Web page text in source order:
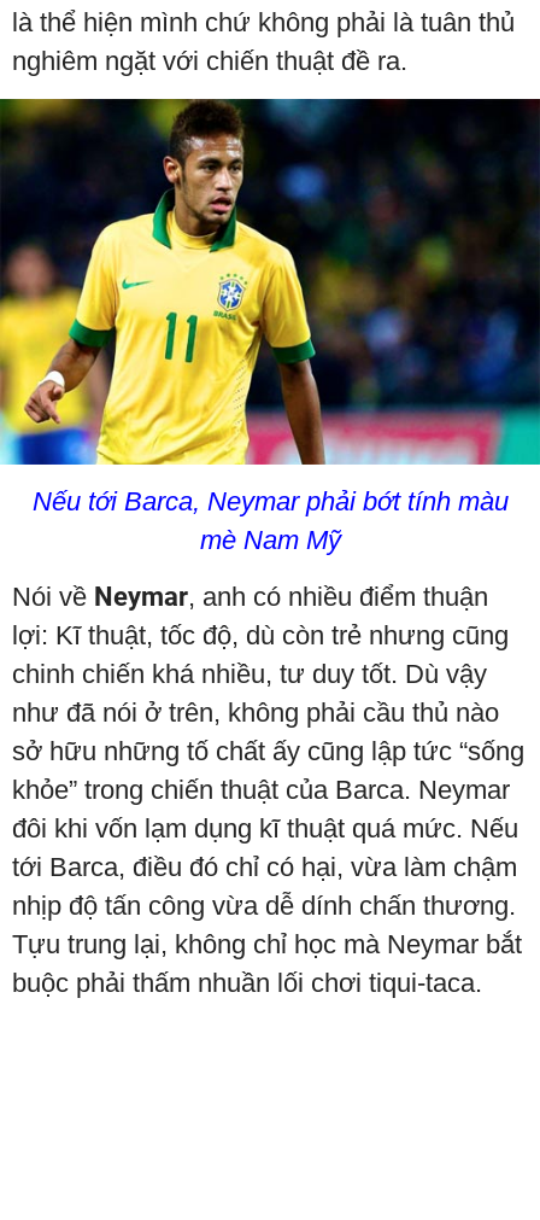
là thể hiện mình chứ không phải là tuân thủ
nghiêm ngặt với chiến thuật đề ra.
Nếu tới Barca, Neymar phải bớt tính màu
mè Nam Mỹ
Nói về Neymar, anh có nhiều điểm thuận
lợi: Kĩ thuật, tốc độ, dù còn trẻ nhưng cũng
chinh chiến khá nhiều, tư duy tốt. Dù vậy
như đã nói ở trên, không phải cầu thủ nào
sở hữu những tố chất ấy cũng lập tức “sống
khỏe” trong chiến thuật của Barca. Neymar
đôi khi vốn lạm dụng kĩ thuật quá mức. Nếu
tới Barca, điều đó chỉ có hại, vừa làm chậm
nhịp độ tấn công vừa dễ dính chấn thương.
Tựu trung lại, không chỉ học mà Neymar bắt
buộc phải thấm nhuần lối chơi tiqui-taca.